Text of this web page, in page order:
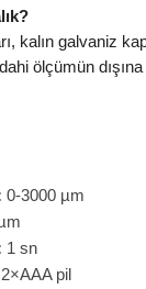
kalın galvaniz
ölçümün
0-3000 µm
1 sn
2×AAA pil